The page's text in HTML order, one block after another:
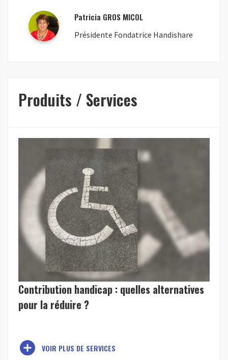
Patricia GROS MICOL
Présidente Fondatrice Handishare
Produits / Services
Contribution handicap : quelles alternatives
pour la réduire ?
add_circle VOIR PLUS DE SERVICES